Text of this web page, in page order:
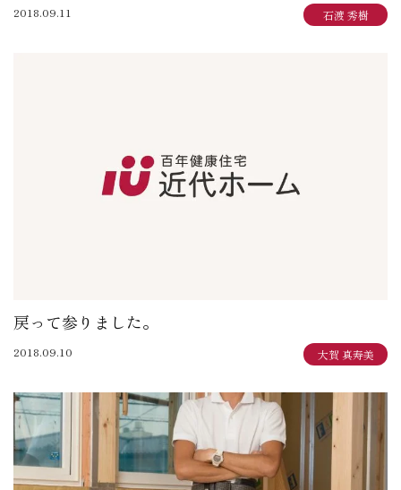
2018.09.11 石渡 秀樹
戻って参りました。
2018.09.10 大賀 真寿美